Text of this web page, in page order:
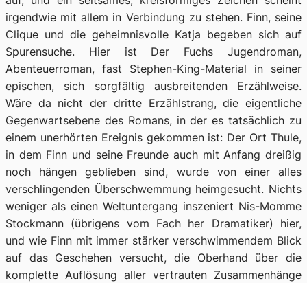
irgendwie mit allem in Verbindung zu stehen. Finn, seine
Clique und die geheimnisvolle Katja begeben sich auf
Spurensuche. Hier ist Der Fuchs Jugendroman,
Abenteuerroman, fast Stephen-King-Material in seiner
epischen, sich sorgfältig ausbreitenden Erzählweise.
Wäre da nicht der dritte Erzählstrang, die eigentliche
Gegenwartsebene des Romans, in der es tatsächlich zu
einem unerhörten Ereignis gekommen ist: Der Ort Thule,
in dem Finn und seine Freunde auch mit Anfang dreißig
noch hängen geblieben sind, wurde von einer alles
verschlingenden Überschwemmung heimgesucht. Nichts
weniger als einen Weltuntergang inszeniert Nis-Momme
Stockmann (übrigens vom Fach her Dramatiker) hier,
und wie Finn mit immer stärker verschwimmendem Blick
auf das Geschehen versucht, die Oberhand über die
komplette Auflösung aller vertrauten Zusammenhänge